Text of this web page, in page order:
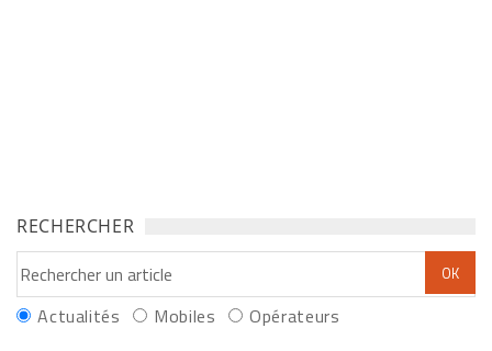
RECHERCHER
Actualités Mobiles Opérateurs